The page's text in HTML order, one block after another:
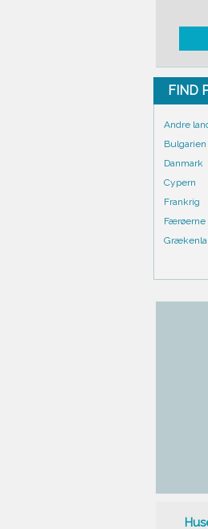
FIND
Andre
Bulgarien
Danmark
Cypern
Frankrig
Færøerne